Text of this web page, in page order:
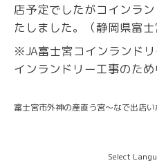
店予定でしたがコインラ
たしました。（静岡県富士
※JA富士宮コインランド
インランドリー工事のため
富士宮市外神の産直う宮〜なで出店い
Select